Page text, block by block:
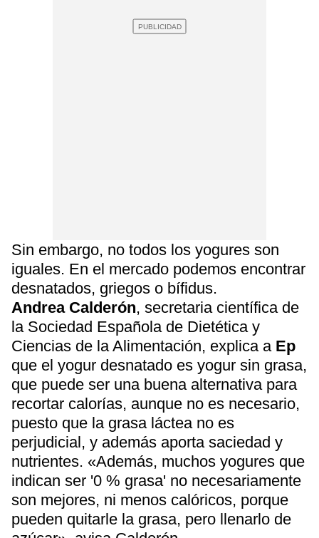
Sin embargo, no todos los yogures son
iguales. En el mercado podemos encontrar
desnatados, griegos o bífidus.
Andrea Calderón, secretaria científica de
la Sociedad Española de Dietética y
Ciencias de la Alimentación, explica a Ep
que el yogur desnatado es yogur sin grasa,
que puede ser una buena alternativa para
recortar calorías, aunque no es necesario,
puesto que la grasa láctea no es
perjudicial, y además aporta saciedad y
nutrientes. «Además, muchos yogures que
indican ser '0 % grasa' no necesariamente
son mejores, ni menos calóricos, porque
pueden quitarle la grasa, pero llenarlo de